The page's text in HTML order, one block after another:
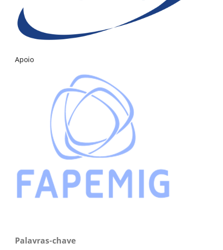
Apoio
Palavras-chave